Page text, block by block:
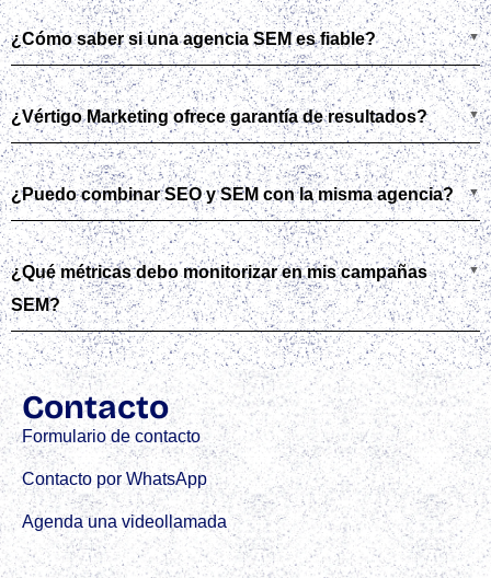
¿Cómo saber si una agencia SEM es fiable?
¿Vértigo Marketing ofrece garantía de resultados?
¿Puedo combinar SEO y SEM con la misma agencia?
¿Qué métricas debo monitorizar en mis campañas
SEM?
Contacto
Formulario de contacto
Contacto por WhatsApp
Agenda una videollamada